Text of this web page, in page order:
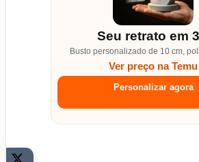
Seu retrato em
Busto personalizado de 10 cm,
Ver preço na Temu
Personalizar agora